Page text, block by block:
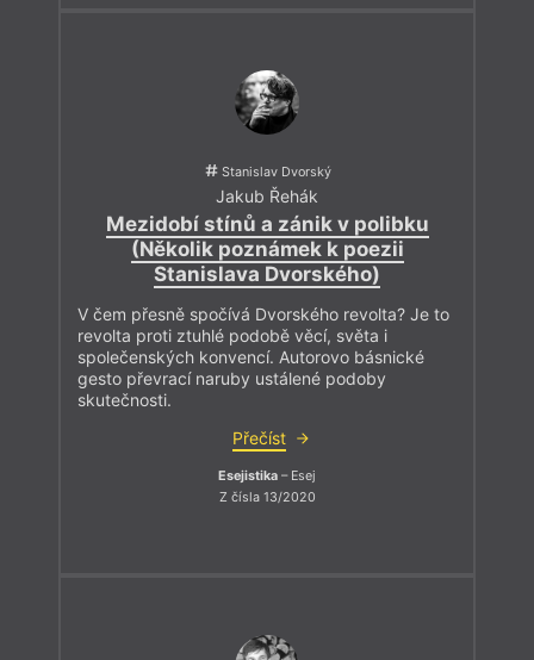
Stanislav Dvorský
Jakub Řehák
Mezidobí stínů a zánik v polibku
(Několik poznámek k poezii
Stanislava Dvorského)
V čem přesně spočívá Dvorského revolta? Je to
revolta proti ztuhlé podobě věcí, světa i
společenských konvencí. Autorovo básnické
gesto převrací naruby ustálené podoby
skutečnosti.
Přečíst
Esejistika – Esej
Z čísla 13/2020